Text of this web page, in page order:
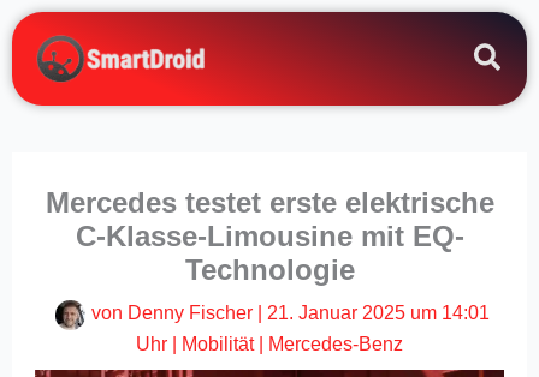
Zum
Inhalt
springen
Mercedes testet erste elektrische
C-Klasse-Limousine mit EQ-
Technologie
von Denny Fischer
21. Januar 2025 um 14:01
Uhr
Mobilität| Mercedes-Benz